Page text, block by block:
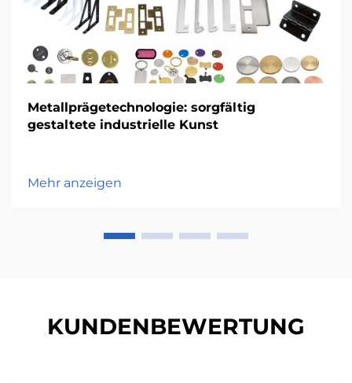
Metallprägetechnologie: sorgfältig
gestaltete industrielle Kunst
Mehr anzeigen
KUNDENBEWERTUNG